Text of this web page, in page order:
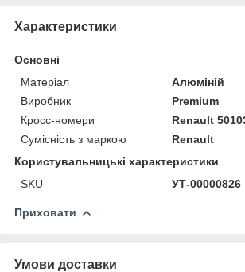
Характеристики
Основні
Матеріал
Алюміній
Виробник
Premium
Кросс-номери
Renault
Сумісність з маркою
Renault
Користувальницькі характеристики
SKU
УТ-00000826
Приховати
Умови доставки